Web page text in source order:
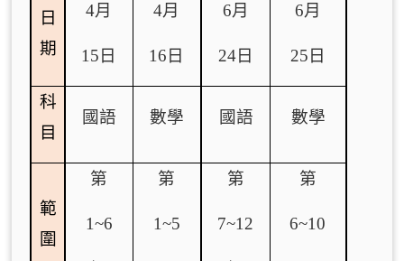
日
期
4月
15 日
4月
16 日
6月
24日
6月
25 日
科
目
國語 數學 國語 數學
範
圍
第
1~6
第
1~5
第
7~12
第
6~10